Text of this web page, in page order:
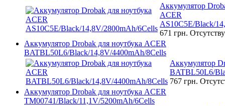
Аккумулятор
ACER
AS10C5E/Black/
671 грн.
Аккумулятор Drobak для ноутбука ACER
BATBL50L6/Black/14,8V/4400mAh/8Cells
Аккумулятор
BATBL50L6/
767 грн.
Аккумулятор Drobak для ноутбука ACER
TM00741/Black/11,1V/5200mAh/6Cells